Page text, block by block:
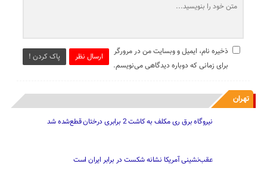
ارسال نظر پاک کردن !
ذخیره نام، ایمیل و وبسایت من در مرورگر
برای زمانی که دوباره دیدگاهی می‌نویسم.
تهران
نیروگاه برق ری مکلف به کاشت 2 برابری درختان قطع‌شده شد